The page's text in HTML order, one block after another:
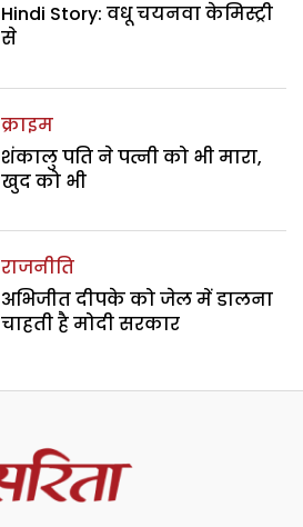
Hindi Story: वधू चयनवा केमिस्ट्री
से
क्राइम
शंकालु पति ने पत्नी को भी मारा,
खुद को भी
राजनीति
अभिजीत दीपके को जेल में डालना
चाहती है मोदी सरकार